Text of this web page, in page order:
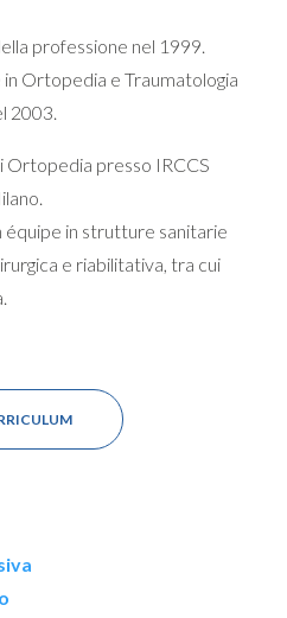
professione nel 1999.
Ortopedia e Traumatologia
2003.
Ortopedia presso IRCCS
in strutture sanitarie
e riabilitativa, tra cui